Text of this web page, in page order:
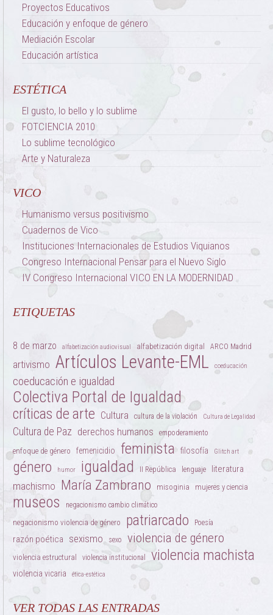
Proyectos Educativos
Educación y enfoque de género
Mediación Escolar
Educación artística
ESTÉTICA
El gusto, lo bello y lo sublime
FOTCIENCIA 2010
Lo sublime tecnológico
Arte y Naturaleza
VICO
Humanismo versus positivismo
Cuadernos de Vico
Instituciones Internacionales de Estudios Viquianos
Congreso Internacional Pensar para el Nuevo Siglo
IV Congreso Internacional VICO EN LA MODERNIDAD
ETIQUETAS
8 de marzo alfabetización audiovisual alfabetización digital ARCO Madrid
artivismo Artículos Levante-EML coeducación
coeducación e igualdad
Colectiva Portal de Igualdad
críticas de arte Cultura cultura de la violación Cultura de Legalidad
Cultura de Paz derechos humanos empoderamiento
enfoque de género femenicidio feminista filosofía Glitch art
género humor igualdad II República lenguaje literatura
machismo María Zambrano misoginia mujeres y ciencia
museos negacionismo cambio climático
negacionismo violencia de género patriarcado Poesía
razón poética sexismo sexo violencia de género
violencia estructural violencia institucional violencia machista
violencia vicaria ética-estética
VER TODAS LAS ENTRADAS